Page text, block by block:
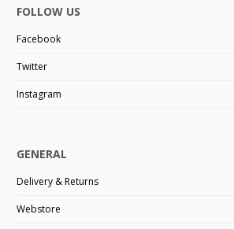
FOLLOW US
Facebook
Twitter
Instagram
GENERAL
Delivery & Returns
Webstore